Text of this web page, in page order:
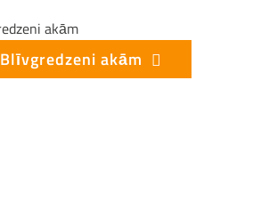
Blīvgredzeni akām